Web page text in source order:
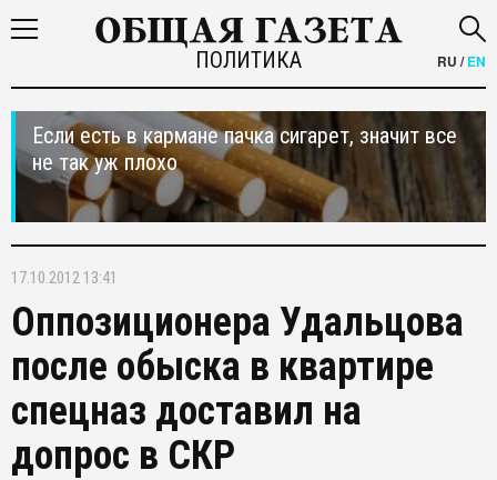
ПОЛИТИКА RU /EN
Если есть в кармане пачка сигарет, значит все
не так уж плохо
17.10.2012 13:41
Оппозиционера Удальцова
после обыска в квартире
спецназ доставил на
допрос в СКР